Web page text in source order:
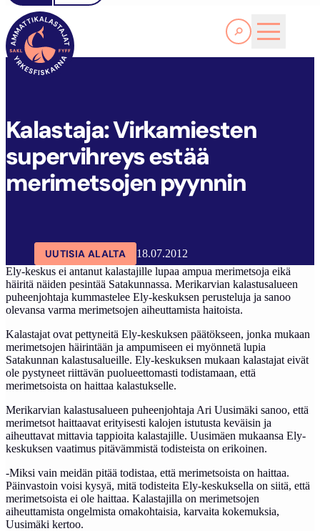
Lue lisää
SAKL
Kalastaja: Virkamiesten
supervihreys estää
merimetsojen pyynnin
UUTISIA ALALTA
18.07.2012
Ely-keskus ei antanut kalastajille lupaa ampua merimetsoja eikä
häiritä näiden pesintää Satakunnassa. Merikarvian kalastusalueen
puheenjohtaja kummastelee Ely-keskuksen perusteluja ja sanoo
olevansa varma merimetsojen aiheuttamista haitoista.
Kalastajat ovat pettyneitä Ely-keskuksen päätökseen, jonka mukaan
merimetsojen häirintään ja ampumiseen ei myönnetä lupia
Satakunnan kalastusalueille. Ely-keskuksen mukaan kalastajat eivät
ole pystyneet riittävän puolueettomasti todistamaan, että
merimetsoista on haittaa kalastukselle.
Merikarvian kalastusalueen puheenjohtaja Ari Uusimäki sanoo, että
merimetsot haittaavat erityisesti kalojen istutusta keväisin ja
aiheuttavat mittavia tappioita kalastajille. Uusimäen mukaansa Ely-
keskuksen vaatimus pitävämmistä todisteista on erikoinen.
-Miksi vain meidän pitää todistaa, että merimetsoista on haittaa.
Päinvastoin voisi kysyä, mitä todisteita Ely-keskuksella on siitä, että
merimetsoista ei ole haittaa. Kalastajilla on merimetsojen
aiheuttamista ongelmista omakohtaisia, karvaita kokemuksia,
Uusimäki kertoo.